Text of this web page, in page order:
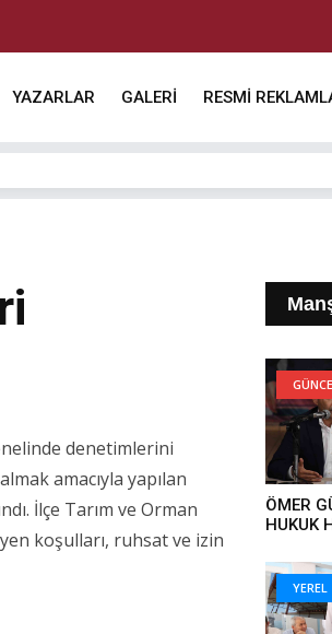
YAZARLAR GALERİ RESMİ
denetimlerini
amacıyla yapılan
İlçe Tarım ve Orman
koşulları, ruhsat ve izin
ÖMER
HUKUK
YEREL